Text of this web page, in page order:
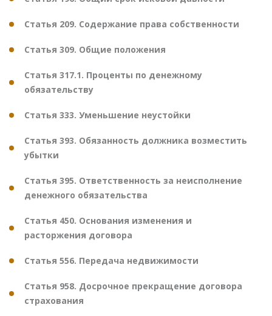
Статья 209. Содержание права собственности
Статья 309. Общие положения
Статья 317.1. Проценты по денежному
обязательству
Статья 333. Уменьшение неустойки
Статья 393. Обязанность должника возместить
убытки
Статья 395. Ответственность за неисполнение
денежного обязательства
Статья 450. Основания изменения и
расторжения договора
Статья 556. Передача недвижимости
Статья 958. Досрочное прекращение договора
страхования